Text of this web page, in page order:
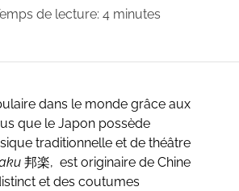
de lecture: 4 minutes
dans le monde grâce aux
que le Japon possède
traditionnelle et de théâtre
邦楽, est originaire de Chine
et des coutumes